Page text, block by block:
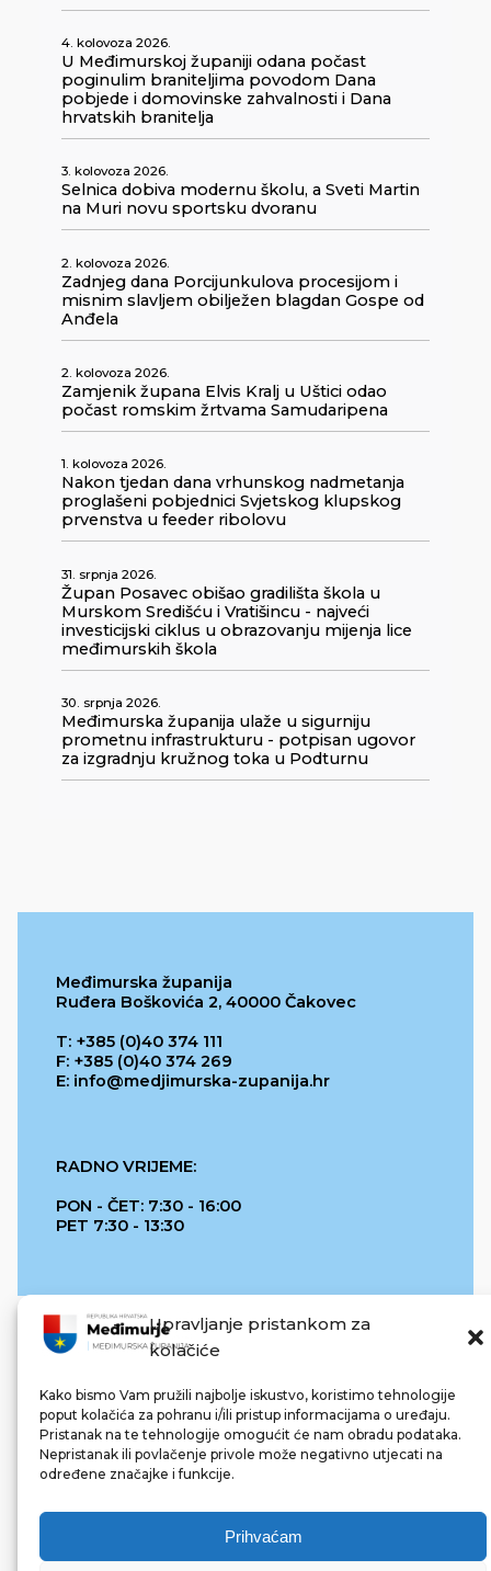
Upravljanje pristankom za
kolačiće
Kako bismo Vam pružili najbolje iskustvo, koristimo tehnologije
poput kolačića za pohranu i/ili pristup informacijama o uređaju.
Pristanak na te tehnologije omogućit će nam obradu podataka.
Nepristanak ili povlačenje privole može negativno utjecati na
određene značajke i funkcije.
Prihvaćam
4. kolovoza 2026.
U Međimurskoj županiji odana počast
poginulim braniteljima povodom Dana
pobjede i domovinske zahvalnosti i Dana
hrvatskih branitelja
3. kolovoza 2026.
Selnica dobiva modernu školu, a Sveti Martin
na Muri novu sportsku dvoranu
2. kolovoza 2026.
Zadnjeg dana Porcijunkulova procesijom i
misnim slavljem obilježen blagdan Gospe od
Anđela
2. kolovoza 2026.
Zamjenik župana Elvis Kralj u Uštici odao
počast romskim žrtvama Samudaripena
1. kolovoza 2026.
Nakon tjedan dana vrhunskog nadmetanja
proglašeni pobjednici Svjetskog klupskog
prvenstva u feeder ribolovu
31. srpnja 2026.
Župan Posavec obišao gradilišta škola u
Murskom Središću i Vratišincu - najveći
investicijski ciklus u obrazovanju mijenja lice
međimurskih škola
30. srpnja 2026.
Međimurska županija ulaže u sigurniju
prometnu infrastrukturu - potpisan ugovor
za izgradnju kružnog toka u Podturnu
Međimurska županija
Ruđera Boškovića 2, 40000 Čakovec
T: +385 (0)40 374 111
F: +385 (0)40 374 269
E: info@medjimurska-zupanija.hr
RADNO VRIJEME:
PON - ČET: 7:30 - 16:00
PET 7:30 - 13:30
REPUBLIKA HRVATSKA